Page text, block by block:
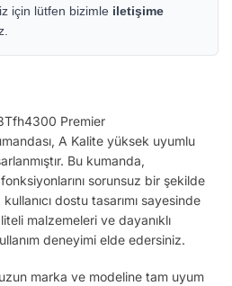
için lütfen bizimle iletişime
Premier
A Kalite yüksek uyumlu
Bu kumanda,
sorunsuz bir şekilde
dostu tasarımı sayesinde
malzemeleri ve dayanıklı
deneyimi elde edersiniz.
marka ve modeline tam uyum